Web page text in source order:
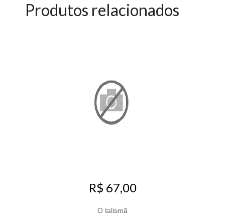
Produtos relacionados
R$ 67,00
O talismã